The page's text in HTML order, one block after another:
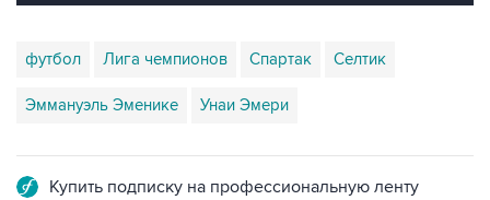
футбол Лига чемпионов Спартак Селтик
Эммануэль Эменике Унаи Эмери
Купить подписку на профессиональную ленту